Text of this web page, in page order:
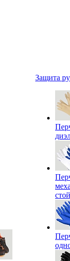
Защита